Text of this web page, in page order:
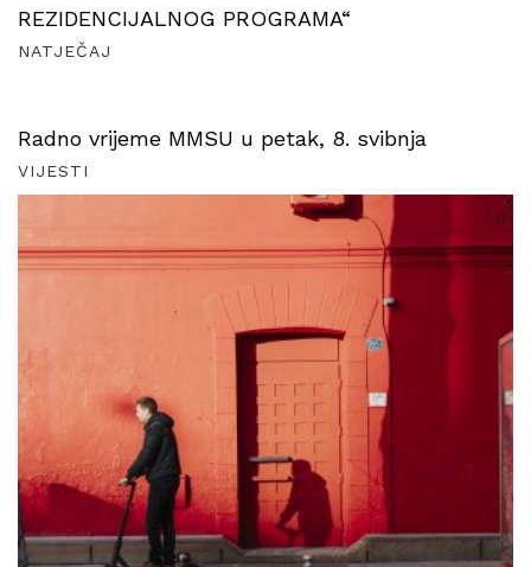
REZIDENCIJALNOG PROGRAMA“
NATJEČAJ
Radno vrijeme MMSU u petak, 8. svibnja
VIJESTI